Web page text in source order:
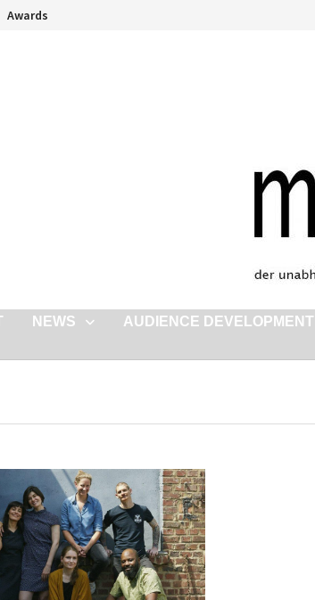
Awards
NEWS AUDIENCE DEVELOPMENT